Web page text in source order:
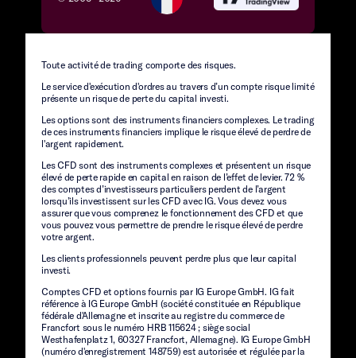
Toute activité de trading comporte des risques.
Le service d'exécution d'ordres au travers d’un compte risque limité
présente un risque de perte du capital investi.
Les options sont des instruments financiers complexes. Le trading
de ces instruments financiers implique le risque élevé de perdre de
l'argent rapidement.
Les CFD sont des instruments complexes et présentent un risque
élevé de perte rapide en capital en raison de l’effet de levier. 72 %
des comptes d’investisseurs particuliers perdent de l’argent
lorsqu’ils investissent sur les CFD avec IG. Vous devez vous
assurer que vous comprenez le fonctionnement des CFD et que
vous pouvez vous permettre de prendre le risque élevé de perdre
votre argent.
Les clients professionnels peuvent perdre plus que leur capital
investi.
Comptes CFD et options fournis par IG Europe GmbH. IG fait
référence à IG Europe GmbH (société constituée en République
fédérale d'Allemagne et inscrite au registre du commerce de
Francfort sous le numéro HRB 115624 ; siège social
Westhafenplatz 1, 60327 Francfort, Allemagne). IG Europe GmbH
(numéro d'enregistrement 148759) est autorisée et régulée par la